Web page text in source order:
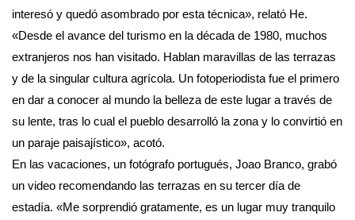
interesó y quedó asombrado por esta técnica», relató He.
«Desde el avance del turismo en la década de 1980, muchos
extranjeros nos han visitado. Hablan maravillas de las terrazas
y de la singular cultura agrícola. Un fotoperiodista fue el primero
en dar a conocer al mundo la belleza de este lugar a través de
su lente, tras lo cual el pueblo desarrolló la zona y lo convirtió en
un paraje paisajístico», acotó.
En las vacaciones, un fotógrafo portugués, Joao Branco, grabó
un video recomendando las terrazas en su tercer día de
estadía. «Me sorprendió gratamente, es un lugar muy tranquilo